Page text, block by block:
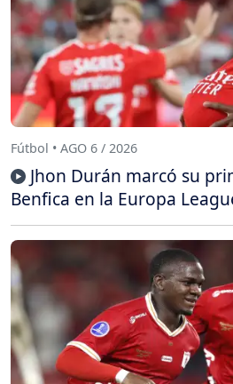
Fútbol • AGO 6 / 2026
Jhon Durán marcó su
Benfica en la Europa